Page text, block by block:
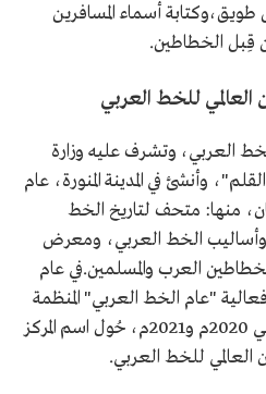
أسماء المسافرين
قِبل الخطاطين.
للخط العربي
العربي، وتشرف عليه وزارة
وأنشئ في المدينة المنورة، عام
أركان، منها: متحف لتاريخ الخط
الخط العربي، ومعرض
العرب والمسلمين.في عام
مع فعالية "عام الخط العربي" المنظمة
من قبل وزارة الثقافة خلال عامي 2020م و2021م، حُول اسم المركز
العالمي للخط العربي.